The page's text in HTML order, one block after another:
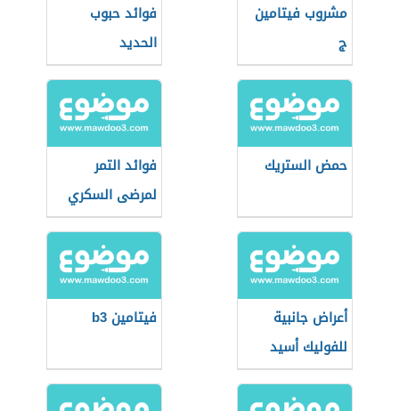
مشروب فيتامين
ج
فوائد حبوب
الحديد
حمض الستريك
فوائد التمر
لمرضى السكري
أعراض جانبية
للفوليك أسيد
فيتامين b3